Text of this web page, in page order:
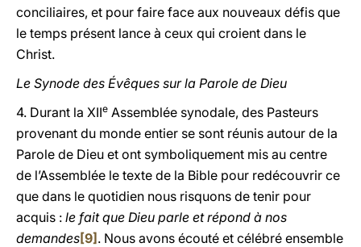
conciliaires, et pour faire face aux nouveaux défis que
le temps présent lance à ceux qui croient dans le
Christ.
Le Synode des Évêques sur la Parole de Dieu
4. Durant la XIIe Assemblée synodale, des Pasteurs
provenant du monde entier se sont réunis autour de la
Parole de Dieu et ont symboliquement mis au centre
de l’Assemblée le texte de la Bible pour redécouvrir ce
que dans le quotidien nous risquons de tenir pour
acquis : le fait que Dieu parle et répond à nos
demandes[9] . Nous avons écouté et célébré ensemble